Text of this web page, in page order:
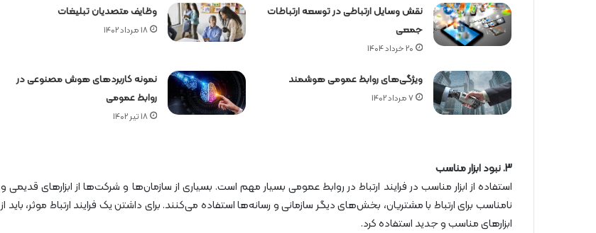
نقش وسایل ارتباطی در توسعه ارتباطات
جمعی
20 خرداد 1404
وظایف متصدیان تبلیغات
18 مرداد 1402
ویژگی‌های روابط عمومی هوشمند
7 مرداد 1402
نمونه کاربردهای هوش مصنوعی در
روابط عمومی
18 تیر 1402
3. نبود ابزار مناسب
استفاده از ابزار مناسب در فرایند ارتباط در روابط عمومی بسیار مهم است. بسیاری از سازمان‌ها و شرکت‌ها از ابزار‌های قدیمی و
نامناسب برای ارتباط با مشتریان، بخش‌های دیگر سازمانی و رسانه‌ها استفاده می‌کنند. برای داشتن یک فرایند ارتباط موثر، باید از
ابزار‌های مناسب و جدید استفاده کرد.